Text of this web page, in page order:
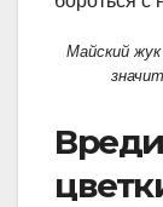
Майский